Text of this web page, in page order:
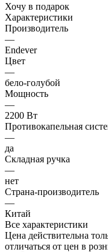
Хочу в подарок
Характеристики
Производитель
—
Endever
Цвет
—
бело-голубой
Мощность
—
2200 Вт
Противокапельная
—
да
Складная ручка
—
нет
Страна-производитель
—
Китай
Все характеристики
Цена действительна
отличаться от цен в